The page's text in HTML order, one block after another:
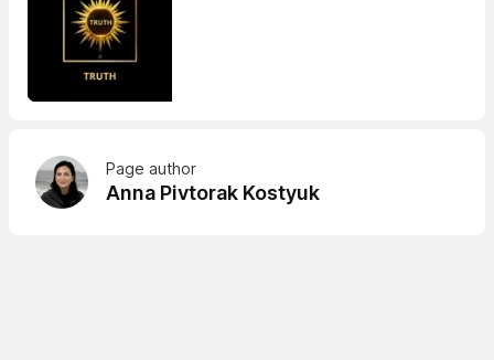
Page author
Anna Pivtorak Kostyuk